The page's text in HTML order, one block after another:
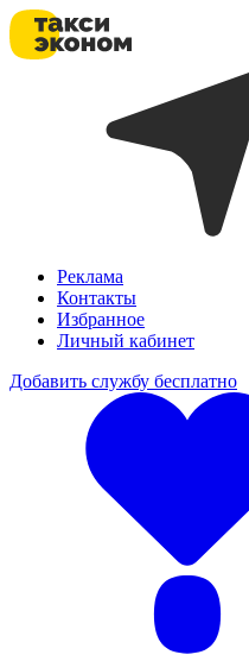
Реклама
Контакты
Избранное
Личный кабинет
Добавить службу бесплатно